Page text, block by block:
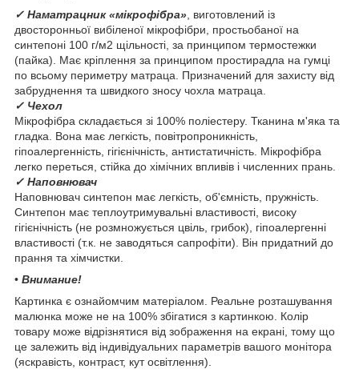
✓ Наматрацник «мікрофібра» , виготовлений із
двосторонньої вибіленої мікрофібри, простьобаної на
синтепоні 100 г/м2 щільності, за принципом термостежки
(пайка). Має кріплення за принципом простирадла на гумці
по всьому периметру матраца. Призначений для захисту від
забруднення та швидкого зносу чохла матраца.
✓ Чехол
Мікрофібра складається зі 100% поліестеру. Тканина м'яка та
гладка. Вона має легкість, повітропроникність,
гіпоалергенність, гігієнічність, антистатичність. Мікрофібра
легко переться, стійка до хімічних впливів і численних прань.
✓ Наповнювач
Наповнювач синтепон має легкість, об'ємність, пружність.
Синтепон має теплоутримувальні властивості, високу
гігієнічність (не розмножується цвіль, грибок), гіпоалергенні
властивості (т.к. не заводяться сапрофіти). Він придатний до
прання та хімчистки.
• Внимание!
Картинка є ознайомчим матеріалом. Реальне розташування
малюнка може не на 100% збігатися з картинкою. Колір
товару може відрізнятися від зображення на екрані, тому що
це залежить від індивідуальних параметрів вашого монітора
(яскравість, контраст, кут освітлення).